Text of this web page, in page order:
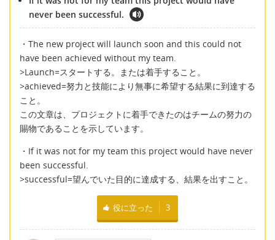
never been successful.
・The new project will launch soon and this could not
have been achieved without my team.
>Launch=スタートする。または着手すること。
>achieved=努力と技能により無事に希望する結果に到達する
こと。
この文章は、プロジェクトに着手できたのはチームの努力の
賜物であることを示しています。
・If it was not for my team this project would have never
been successful.
>successful=望んでいた目的に達成する、結果を出すこと。
役に立った 3